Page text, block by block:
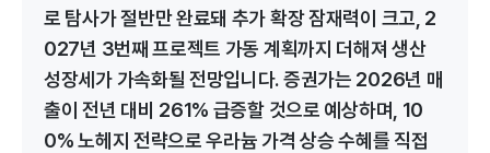
로 탐사가 절반만 완료돼 추가 확장 잠재력이 크고, 2
027년 3번째 프로젝트 가동 계획까지 더해져 생산
성장세가 가속화될 전망입니다. 증권가는 2026년 매
출이 전년 대비 261% 급증할 것으로 예상하며, 10
0% 노헤지 전략으로 우라늄 가격 상승 수혜를 직접